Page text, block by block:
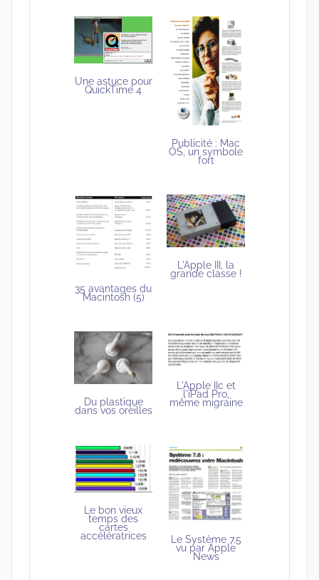
Une astuce pour
QuickTime 4
Publicité : Mac
OS, un symbole
fort
35 avantages du
Macintosh (5)
L'Apple III, la
grande classe !
Du plastique
dans vos oreilles
L'Apple IIc et
l'iPad Pro,
même migraine
Le bon vieux
temps des
cartes
accélératrices Le Système 7.5
vu par Apple
News